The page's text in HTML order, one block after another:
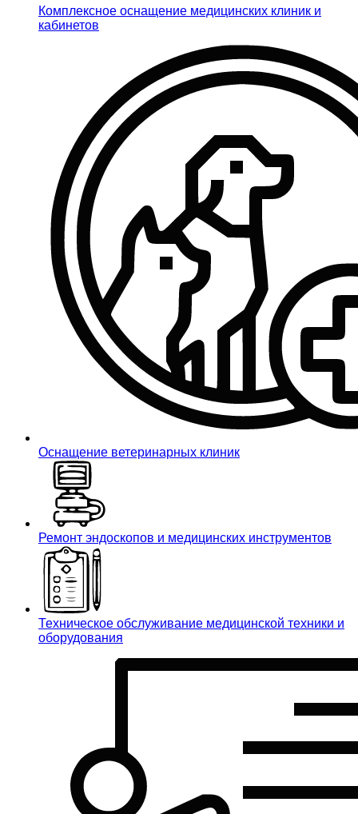
Комплексное оснащение медицинских клиник и
кабинетов
Оснащение ветеринарных клиник
Ремонт эндоскопов и медицинских инструментов
Техническое обслуживание медицинской техники и
оборудования